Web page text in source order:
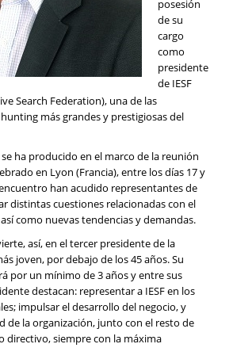
posesión
de su
cargo
como
presidente
de IESF
Search Federation), una de las
más grandes y prestigiosas del
ha producido en el marco de la reunión
en Lyon (Francia), entre los días 17 y
han acudido representantes de
distintas cuestiones relacionadas con el
como nuevas tendencias y demandas.
así, en el tercer presidente de la
joven, por debajo de los 45 años. Su
por un mínimo de 3 años y entre sus
destacan: representar a IESF en los
impulsar el desarrollo del negocio, y
de la organización, junto con el resto de
directivo, siempre con la máxima